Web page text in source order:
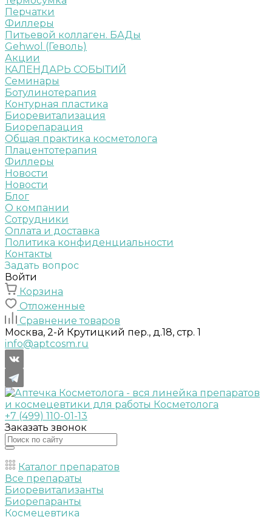
Перчатки
Филлеры
Питьевой коллаген. БАДы
Gehwol (Геволь)
Акции
КАЛЕНДАРЬ СОБЫТИЙ
Семинары
Ботулинотерапия
Контурная пластика
Биоревитализация
Биорепарация
Общая практика косметолога
Плацентотерапия
Филлеры
Новости
Новости
Блог
О компании
Сотрудники
Оплата и доставка
Политика конфиденциальности
Контакты
Задать вопрос
Войти
Корзина
Отложенные
Сравнение товаров
Москва, 2-й Крутицкий пер., д.18, стр. 1
info@aptcosm.ru
+7 (499) 110-01-13
Заказать звонок
Каталог препаратов
Все препараты
Биоревитализанты
Биорепаранты
Космецевтика